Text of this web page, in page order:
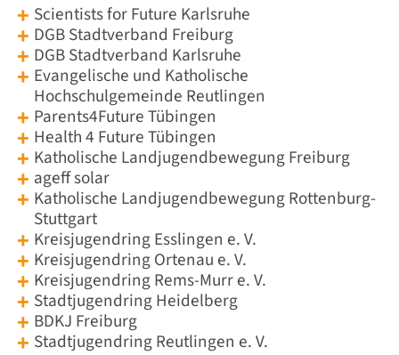
Scientists for Future Karlsruhe
DGB Stadtverband Freiburg
DGB Stadtverband Karlsruhe
Evangelische und Katholische
Hochschulgemeinde Reutlingen
Parents4Future Tübingen
Health 4 Future Tübingen
Katholische Landjugendbewegung Freiburg
ageff solar
Katholische Landjugendbewegung Rottenburg-
Stuttgart
Kreisjugendring Esslingen e. V.
Kreisjugendring Ortenau e. V.
Kreisjugendring Rems-Murr e. V.
Stadtjugendring Heidelberg
BDKJ Freiburg
Stadtjugendring Reutlingen e. V.